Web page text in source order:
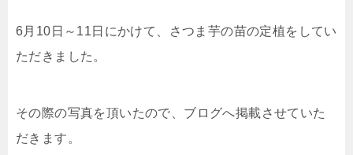
6月10日～11日にかけて、さつま芋の苗の定植をしてい
ただきました。
その際の写真を頂いたので、ブログへ掲載させていた
だきます。